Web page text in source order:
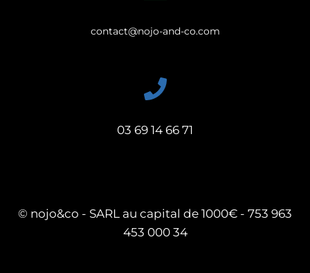
contact@nojo-and-co.com
03 69 14 66 71
© nojo&co - SARL au capital de 1000€ - 753 963
453 000 34